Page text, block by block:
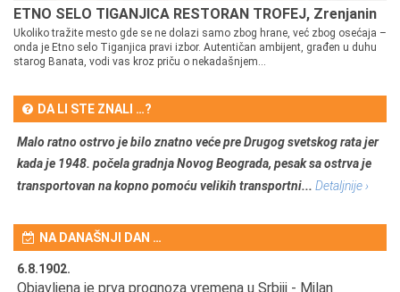
ETNO SELO TIGANJICA RESTORAN TROFEJ, Zrenjanin
Ukoliko tražite mesto gde se ne dolazi samo zbog hrane, već zbog osećaja –
onda je Etno selo Tiganjica pravi izbor. Autentičan ambijent, građen u duhu
starog Banata, vodi vas kroz priču o nekadašnjem...
DA LI STE ZNALI …?
Malo ratno ostrvo je bilo znatno veće pre Drugog svetskog rata jer
kada je 1948. počela gradnja Novog Beograda, pesak sa ostrva je
transportovan na kopno pomoću velikih transportni... Detaljnije ›
NA DANAŠNJI DAN …
6.8.1902.
Objavljena je prva prognoza vremena u Srbiji - Milan